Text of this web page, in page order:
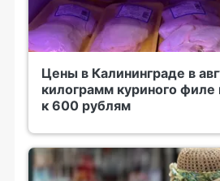
Цены в Калининграде в
килограмм куриного
к 600 рублям